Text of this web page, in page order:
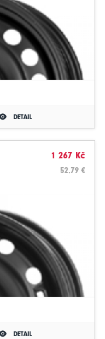
DETAIL
1 267 Kč
52.79 €
DETAIL